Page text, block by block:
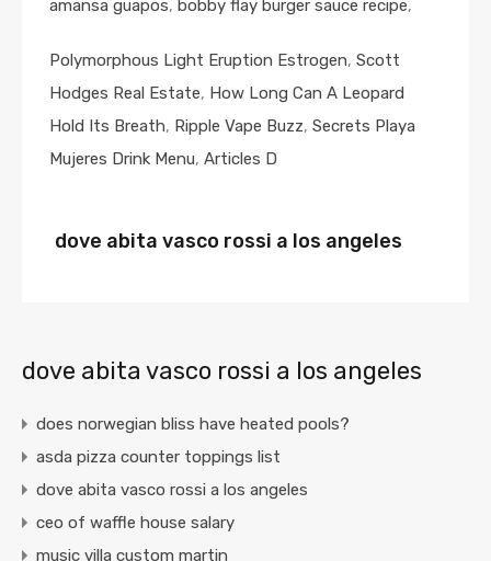
amansa guapos, bobby flay burger sauce recipe,
Polymorphous Light Eruption Estrogen, Scott
Hodges Real Estate, How Long Can A Leopard
Hold Its Breath, Ripple Vape Buzz, Secrets Playa
Mujeres Drink Menu, Articles D
dove abita vasco rossi a los angeles
dove abita vasco rossi a los angeles
does norwegian bliss have heated pools?
asda pizza counter toppings list
dove abita vasco rossi a los angeles
ceo of waffle house salary
music villa custom martin